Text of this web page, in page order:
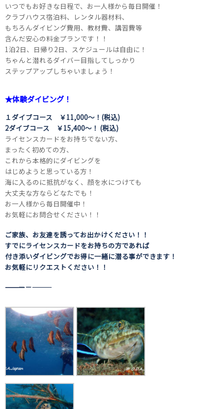
いつでもお好きな日程で、お一人様から毎日開催！
クラブハウス宿泊料、レンタル器材料、
もちろんダイビング費用、教材費、講習費等
含んだ安心の料金プランです！！
1泊2日、日帰り2日、スケジュールは自由に！
ちゃんと潜れるダイバー目指してしっかり
ステップアップしちゃいましょう！
★体験ダイビング！
１ダイブコース ￥11,000～！(税込)
2ダイブコース ￥15,400～！ (税込)
ライセンスカードをお持ちでない方、
まったく初めての方、
これから本格的にダイビングを
はじめようと思っている方！
海に入るのに抵抗がなく、顔を水につけても
大丈夫な方ならどなたでも！
お一人様から毎日開催中！
お気軽にお問合せください！！
ご家族、お友達を誘ってお出かけください！！
すでにライセンスカードをお持ちの方であれば
付き添いダイビングでお得に一緒に潜る事ができます！
お気軽にリクエストください！！
――――――――――――――――――――－－―――